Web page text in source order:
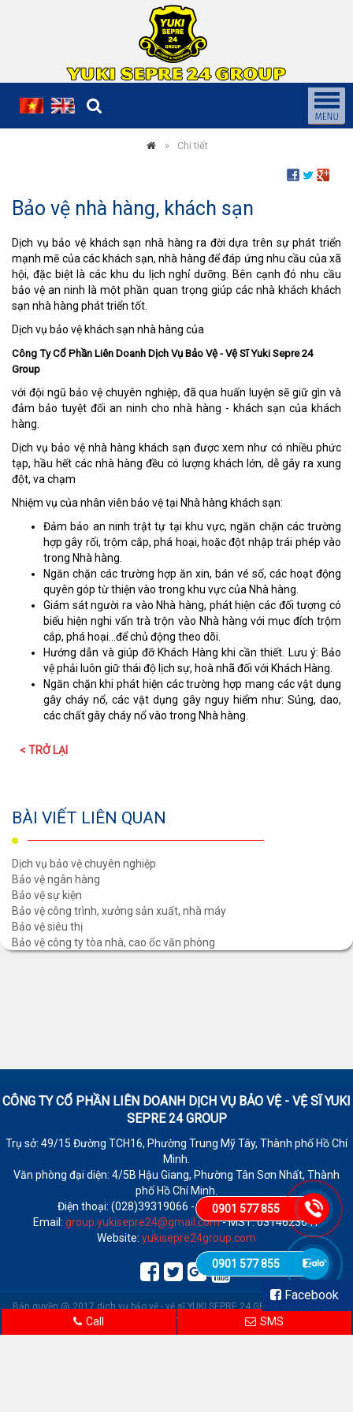
0901 577 855
0901 577 855
Call SMS
Chi tiết
Bảo vệ nhà hàng, khách sạn
Dịch vụ bảo vệ khách sạn nhà hàng ra đời dựa trên sự phát triển
mạnh mẽ của các khách sạn, nhà hàng để đáp ứng nhu cầu của xã
hội, đặc biệt là các khu du lịch nghỉ dưỡng. Bên cạnh đó nhu cầu
bảo vệ an ninh là một phần quan trọng giúp các nhà khách khách
sạn nhà hàng phát triển tốt.
Dịch vụ bảo vệ khách sạn nhà hàng của
Công Ty Cổ Phần Liên Doanh Dịch Vụ Bảo Vệ - Vệ Sĩ Yuki Sepre 24
Group
với đội ngũ bảo vệ chuyên nghiệp, đã qua huấn luyện sẽ giữ gìn và
đảm bảo tuyệt đối an ninh cho nhà hàng - khách sạn của khách
hàng.
Dịch vụ bảo vệ nhà hàng khách sạn được xem như có nhiều phức
tạp, hầu hết các nhà hàng đều có lượng khách lớn, dễ gây ra xung
đột, va chạm
Nhiệm vụ của nhân viên bảo vệ tại Nhà hàng khách sạn:
Đảm bảo an ninh trật tự tại khu vực, ngăn chặn các trường
hợp gây rối, trộm cắp, phá hoại, hoặc đột nhập trái phép vào
trong Nhà hàng.
Ngăn chặn các trường hợp ăn xin, bán vé số, các hoạt động
quyên góp từ thiện vào trong khu vực của Nhà hàng.
Giám sát người ra vào Nhà hàng, phát hiện các đối tượng có
biểu hiện nghi vấn trà trộn vào Nhà hàng với mục đích trộm
cắp, phá hoại…để chủ động theo dõi.
Hướng dẫn và giúp đỡ Khách Hàng khi cần thiết. Lưu ý: Bảo
vệ phải luôn giữ thái độ lịch sự, hoà nhã đối với Khách Hàng.
Ngăn chặn khi phát hiện các trường hợp mang các vật dụng
gây cháy nổ, các vật dụng gây nguy hiểm như: Súng, dao,
các chất gây cháy nổ vào trong Nhà hàng.
< TRỞ LẠI
BÀI VIẾT LIÊN QUAN
Dịch vụ bảo vệ chuyên nghiệp
Bảo vệ ngân hàng
Bảo vệ sự kiện
Bảo vệ công trình, xưởng sản xuất, nhà máy
Bảo vệ siêu thị
Bảo vệ công ty tòa nhà, cao ốc văn phòng
CÔNG TY CỔ PHẦN LIÊN DOANH DỊCH VỤ BẢO VỆ - VỆ SĨYUKI
SEPRE 24 GROUP
Trụ sở: 49/15 Đường TCH16, Phường Trung Mỹ Tây, Thành phố Hồ Chí
Minh.
Văn phòng đại diện: 4/5B Hậu Giang, Phường Tân Sơn Nhất, Thành
phố Hồ Chí Minh.
Điện thoại: (028)39319066 - Fax: (028)39319065
Email: group.yukisepre24@gmail.com- MST: 0314623647
Website: yukisepre24group.com
Facebook
Bản quyền @ 2017 dịch vụ bảo vệ - vệ sĩ YUKI SEPRE 24 GROUP.
11 | Tổng truy cập: 110,532